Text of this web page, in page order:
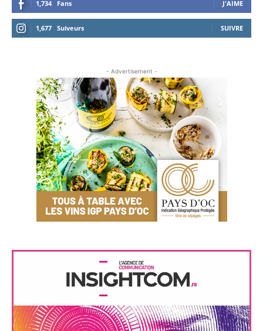
1,734 Fans J'AIME
1,677 Suiveurs SUIVRE
- Advertisement -